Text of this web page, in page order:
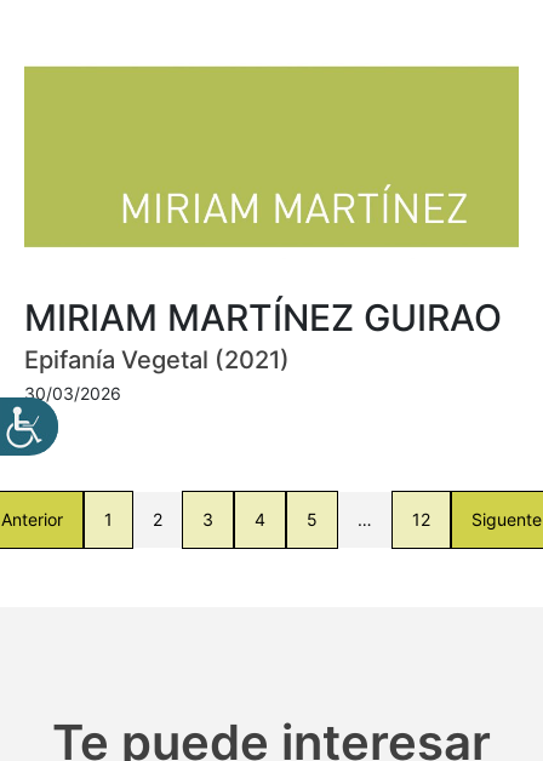
MIRIAM MARTÍNEZ GUIRAO
Epifanía Vegetal (2021)
30/03/2026
Anterior 1 2 3 4 5 … 12 Siguente
Te puede interesar